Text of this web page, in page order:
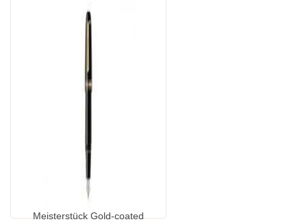
Meisterstück Gold-coated